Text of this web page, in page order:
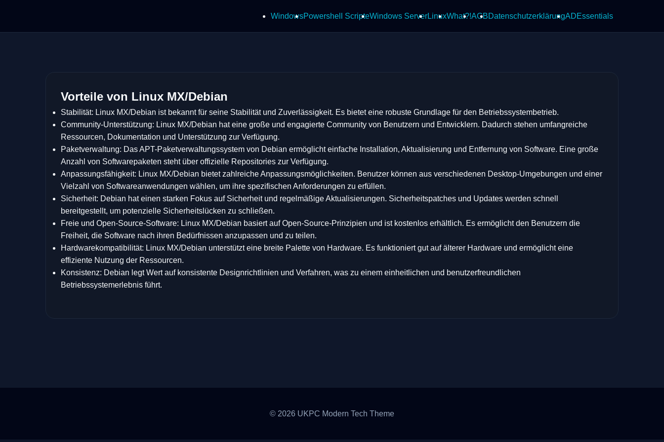
WindowsPowershell ScripteWindows ServerLinuxWhat?!AGBDatenschutzerklärungADEssentials
Vorteile von Linux MX/Debian
Stabilität: Linux MX/Debian ist bekannt für seine Stabilität und Zuverlässigkeit. Es bietet eine robuste Grundlage für den Betriebssystembetrieb.
Community-Unterstützung: Linux MX/Debian hat eine große und engagierte Community von Benutzern und Entwicklern. Dadurch stehen umfangreiche
Ressourcen, Dokumentation und Unterstützung zur Verfügung.
Paketverwaltung: Das APT-Paketverwaltungssystem von Debian ermöglicht einfache Installation, Aktualisierung und Entfernung von Software. Eine große
Anzahl von Softwarepaketen steht über offizielle Repositories zur Verfügung.
Anpassungsfähigkeit: Linux MX/Debian bietet zahlreiche Anpassungsmöglichkeiten. Benutzer können aus verschiedenen Desktop-Umgebungen und einer
Vielzahl von Softwareanwendungen wählen, um ihre spezifischen Anforderungen zu erfüllen.
Sicherheit: Debian hat einen starken Fokus auf Sicherheit und regelmäßige Aktualisierungen. Sicherheitspatches und Updates werden schnell
bereitgestellt, um potenzielle Sicherheitslücken zu schließen.
Freie und Open-Source-Software: Linux MX/Debian basiert auf Open-Source-Prinzipien und ist kostenlos erhältlich. Es ermöglicht den Benutzern die
Freiheit, die Software nach ihren Bedürfnissen anzupassen und zu teilen.
Hardwarekompatibilität: Linux MX/Debian unterstützt eine breite Palette von Hardware. Es funktioniert gut auf älterer Hardware und ermöglicht eine
effiziente Nutzung der Ressourcen.
Konsistenz: Debian legt Wert auf konsistente Designrichtlinien und Verfahren, was zu einem einheitlichen und benutzerfreundlichen
Betriebssystemerlebnis führt.
© 2026 UKPC Modern Tech Theme